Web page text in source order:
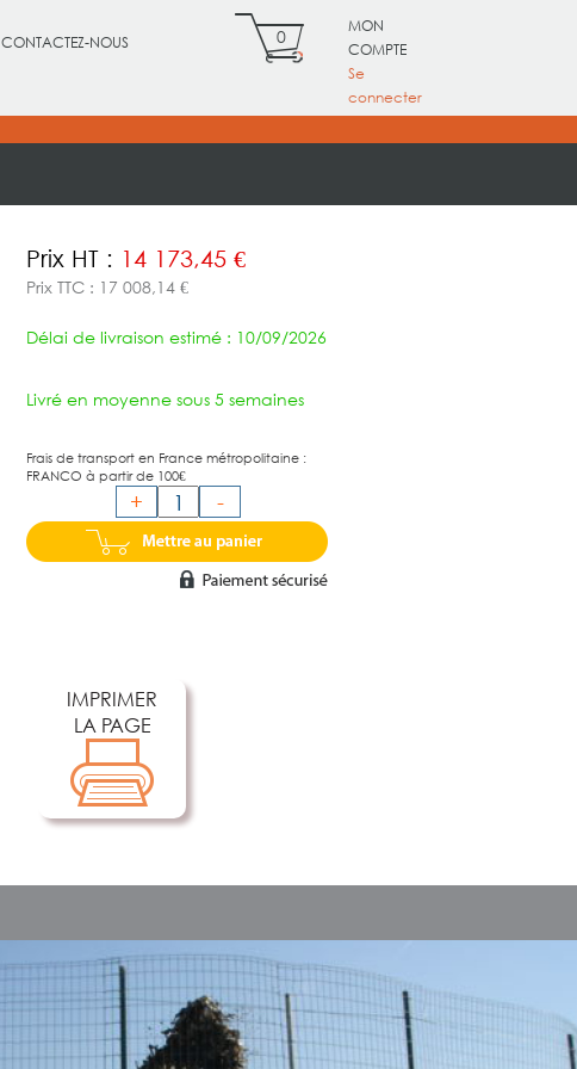
CONTACTEZ-NOUS 0
MON
COMPTE
Se
connecter
Prix HT : 14 173,45 €
Prix TTC : 17 008,14 €
Délai de livraison estimé : 10/09/2026
Livré en moyenne sous 5 semaines
Frais de transport en France métropolitaine :
FRANCO à partir de 100€
+ -
IMPRIMER
LA PAGE